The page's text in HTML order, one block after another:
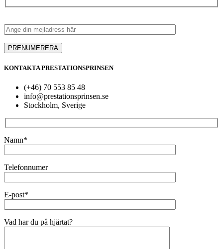
KONTAKTA PRESTATIONSPRINSEN
(+46) 70 553 85 48
info@prestationsprinsen.se
Stockholm, Sverige
Namn*
Telefonnumer
E-post*
Vad har du på hjärtat?